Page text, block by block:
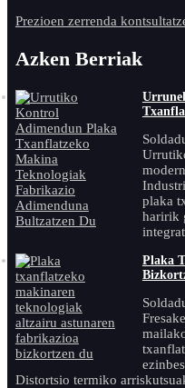
Prezioen zerrenda
Azken Berriak
plaka
haririk
Plaka
Distortsio termiko